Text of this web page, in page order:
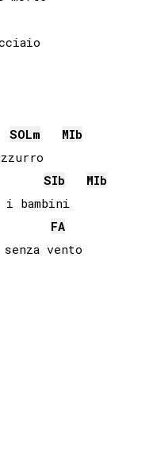
SOLm
MIb
SIb
MIb
i bambini
FA